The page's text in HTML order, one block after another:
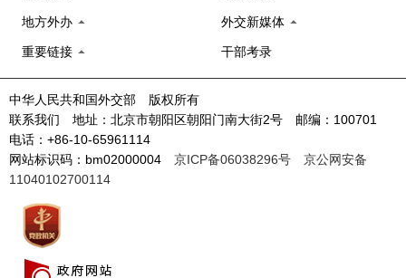
地方外办 外交新媒体
重要链接 干部考录
中华人民共和国外交部 版权所有
联系我们 地址：北京市朝阳区朝阳门南大街2号 邮编：100701
电话：+86-10-65961114
网站标识码：bm02000004 京ICP备06038296号
京公网安备
11040102700114